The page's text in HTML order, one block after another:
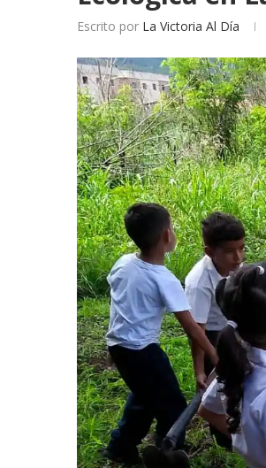
Escrito por La Victoria Al Día